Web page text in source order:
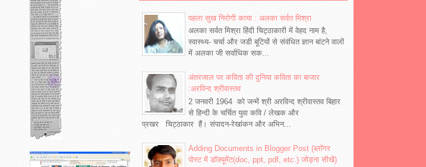
पहला सुख निरोगी काया : अलका सर्वत मिश्रा
अलका सर्वत मिश्रा हिंदी चिट्ठाकारी में वेहद नाम है,
स्वास्थ्य- चर्चा और जडी बूटियों से संवंधित ज्ञान बांटने वालों
में अलका जी सर्वाधिक सक...
अंतरजाल पर कविता की दुनिया कविता का बाजार
:अरविन्द श्रीवास्तव
2 जनवरी 1964 को जन्में श्री अरविन्द श्रीवास्तव बिहार
से हिन्दी के चर्चित युवा कवि / लेखक और
प्रखर चिट्ठाकार हैं। संपादन-रेखांकन और अभिन...
Adding Documents in Blogger Post (ब्लॉगर
पोस्ट में डॉक्यूमेंट(doc, ppt, pdf, etc.) जोड़ना सीखें)